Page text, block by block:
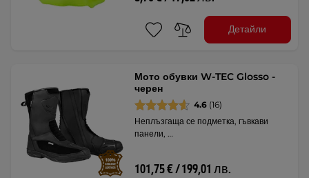
Детайли
Мото обувки W-TEC Glosso -
черен
4.6 (16)
Неплъзгаща се подметка, гъвкави
панели, …
101,75 € / 199,01 лв.